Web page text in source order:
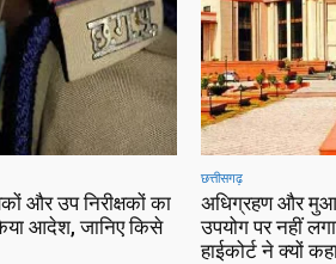
और उप निरीक्षकों का
आदेश, जानिए किसे
छत्तीसगढ़
अधिग्रहण और
उपयोग पर नहीं
हाईकोर्ट ने क्यों